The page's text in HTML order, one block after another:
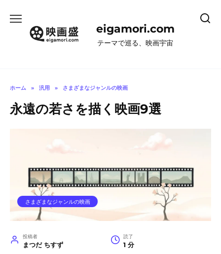
eigamori.com
テーマで巡る、映画宇宙
ホーム » 汎用 » さまざまなジャンルの映画
永遠の若さを描く映画9選
さまざまなジャンルの映画
投稿者
まつだ ちすず
読了
1 分